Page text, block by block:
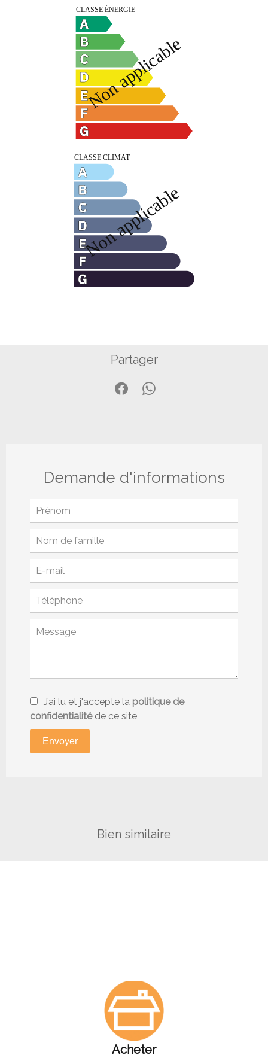
Partager
Demande d'informations
J’ai lu et j'accepte la politique de
confidentialitéde ce site
Envoyer
Bien similaire
Acheter